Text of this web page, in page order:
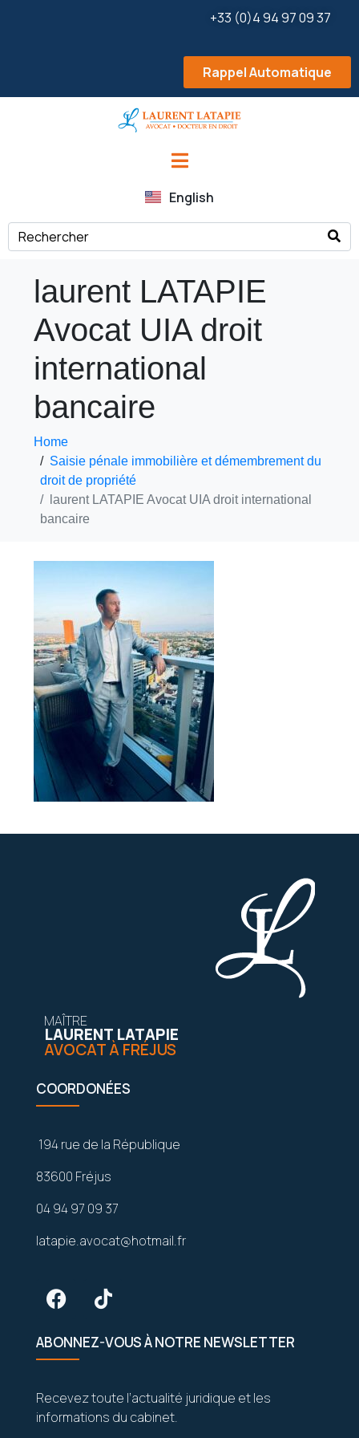
+33 (0)4 94 97 09 37
Rappel Automatique
English
laurent LATAPIE
Avocat UIA droit
international
bancaire
Home
Saisie pénale immobilière et démembrement du
droit de propriété
laurent LATAPIE Avocat UIA droit international
bancaire
MAÎTRE
LAURENT LATAPIE
AVOCAT À FRÉJUS
COORDONÉES
194 rue de la République
83600 Fréjus
04 94 97 09 37
latapie.avocat@hotmail.fr
ABONNEZ-VOUS À NOTRE NEWSLETTER
Recevez toute l’actualité juridique et les
informations du cabinet.